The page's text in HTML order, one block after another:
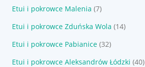
Etui i pokrowce Malenia (7)
Etui i pokrowce Zduńska Wola (14)
Etui i pokrowce Pabianice (32)
Etui i pokrowce Aleksandrów Łódzki (40)